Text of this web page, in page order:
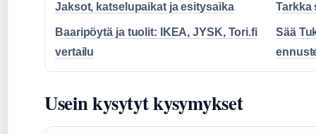
Jaksot, katselupaikat ja esitysaika
Tarkka
Baaripöytä ja tuolit: IKEA, JYSK, Tori.fi
vertailu
Sää
Usein kysytyt kysymykset